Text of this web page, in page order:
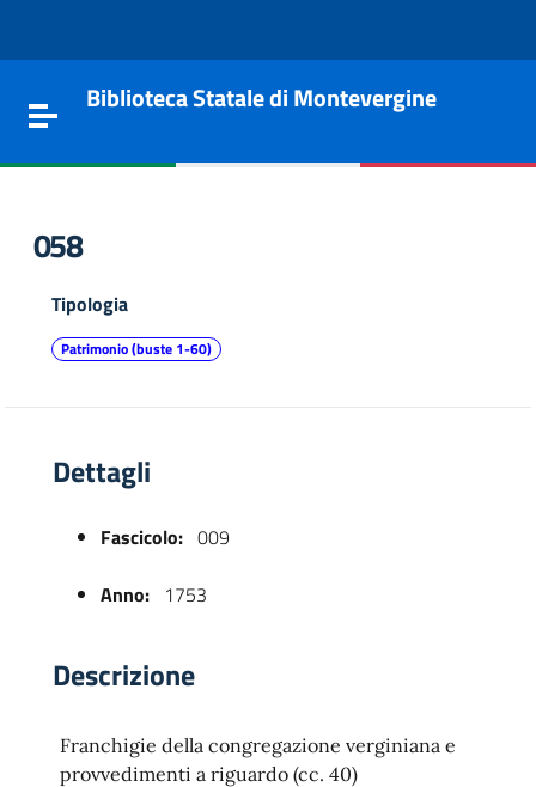
Toggle navigation
Biblioteca Statale di Montevergine
058
Tipologia
Patrimonio (buste 1-60)
Dettagli
Fascicolo: 009
Anno: 1753
Descrizione
Franchigie della congregazione verginiana e
provvedimenti a riguardo (cc. 40)